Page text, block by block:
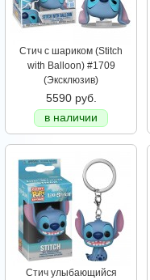
Стич с шариком (Stitch
with Balloon) #1709
(Эксклюзив)
5590 руб.
в наличии
Стич улыбающийся